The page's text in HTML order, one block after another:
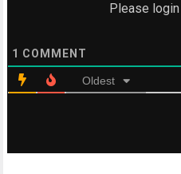
Please
1 COMMENT
Oldest